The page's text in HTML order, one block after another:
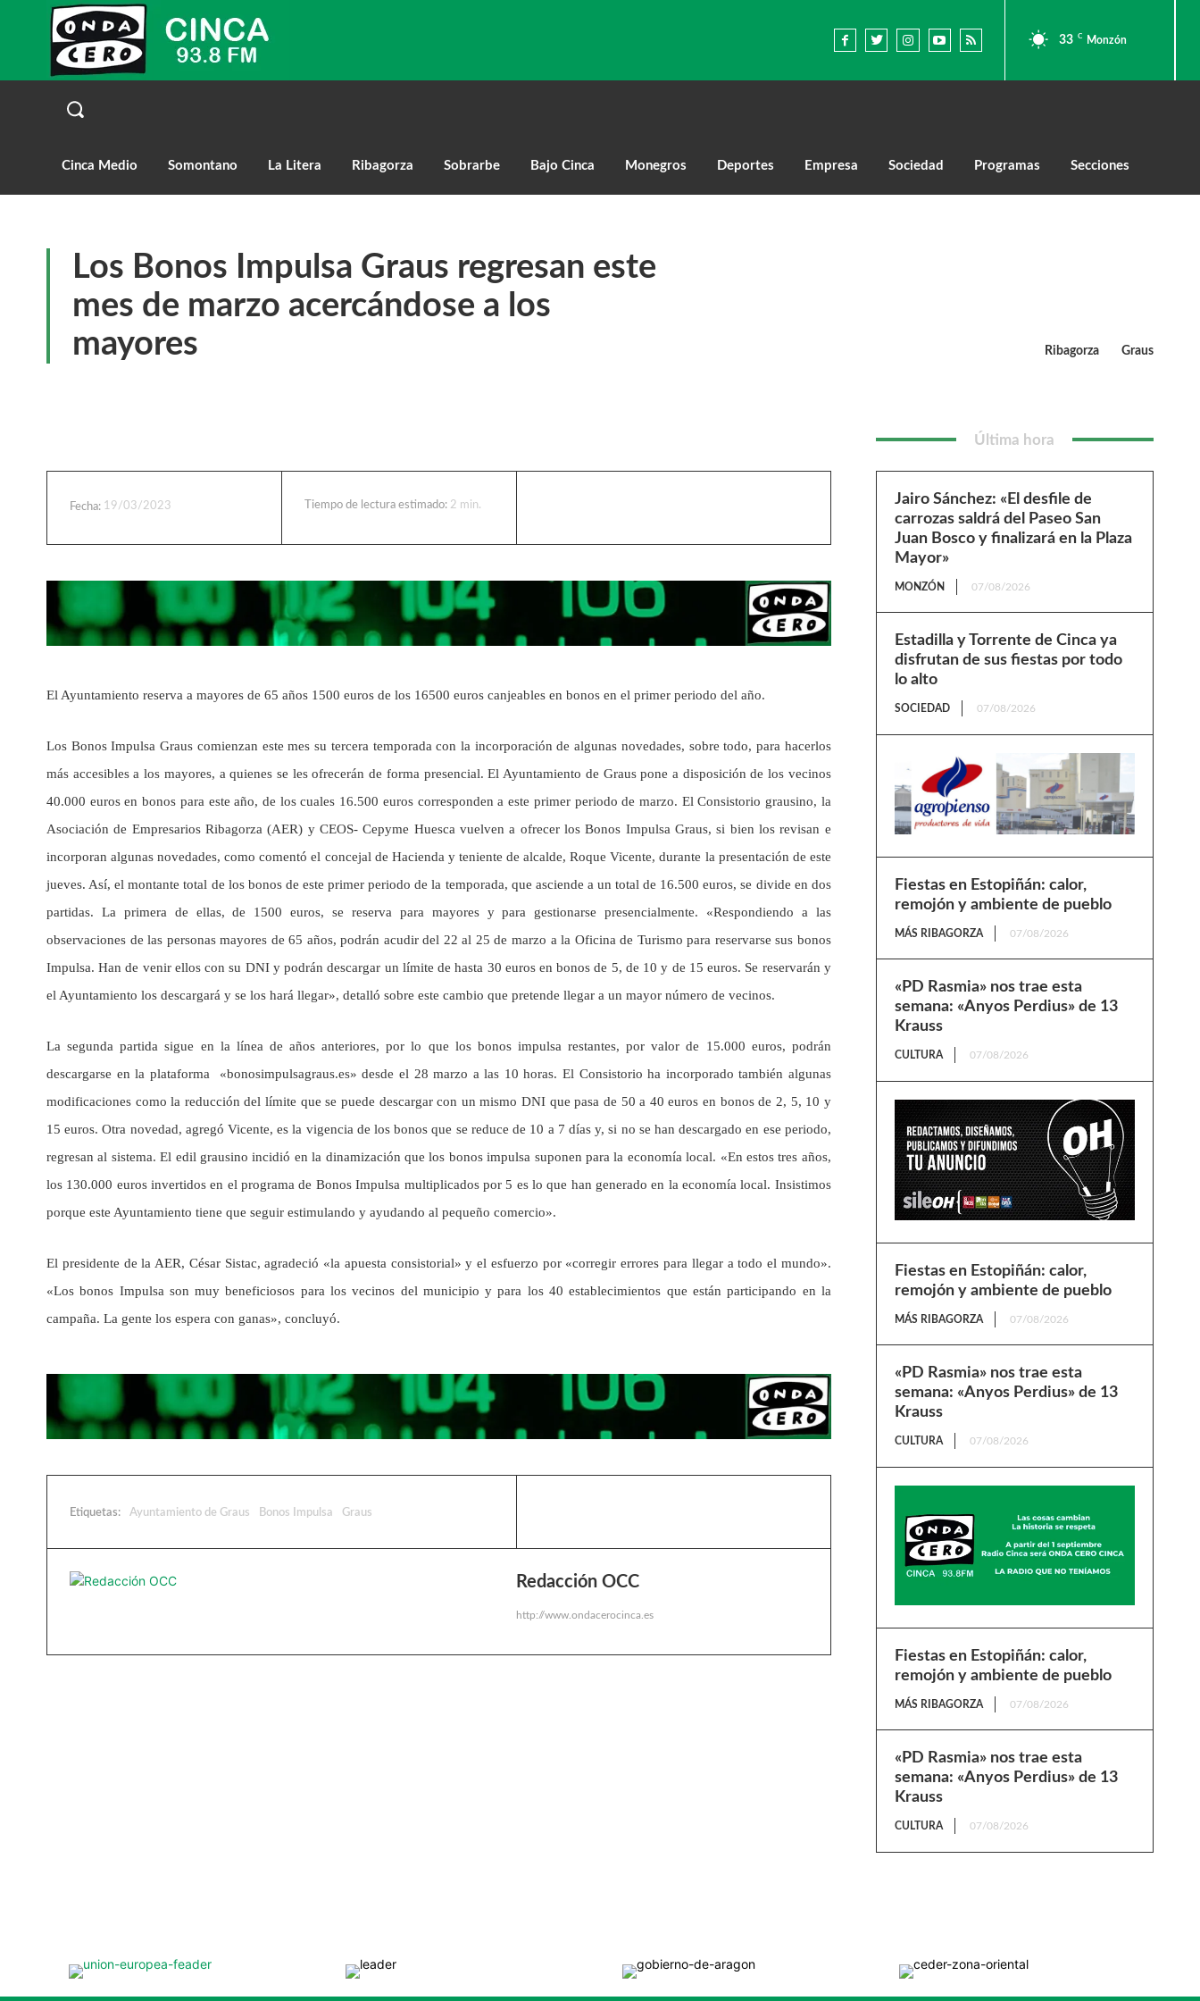
33 C Monzón
Cinca Medio Somontano La Litera Ribagorza Sobrarbe Bajo Cinca Monegros Deportes Empresa Sociedad Programas Secciones
Los Bonos Impulsa Graus regresan este
mes de marzo acercándose a los
mayores
Ribagorza Graus
Fecha: 19/03/2023 Tiempo de lectura estimado: 2 min.
El Ayuntamiento reserva a mayores de 65 años 1500 euros de los 16500 euros canjeables en bonos en el primer periodo del año.
Los Bonos Impulsa Graus comienzan este mes su tercera temporada con la incorporación de algunas novedades, sobre todo, para hacerlos
más accesibles a los mayores, a quienes se les ofrecerán de forma presencial. El Ayuntamiento de Graus pone a disposición de los vecinos
40.000 euros en bonos para este año, de los cuales 16.500 euros corresponden a este primer periodo de marzo. El Consistorio grausino, la
Asociación de Empresarios Ribagorza (AER) y CEOS- Cepyme Huesca vuelven a ofrecer los Bonos Impulsa Graus, si bien los revisan e
incorporan algunas novedades, como comentó el concejal de Hacienda y teniente de alcalde, Roque Vicente, durante la presentación de este
jueves. Así, el montante total de los bonos de este primer periodo de la temporada, que asciende a un total de 16.500 euros, se divide en dos
partidas. La primera de ellas, de 1500 euros, se reserva para mayores y para gestionarse presencialmente. «Respondiendo a las
observaciones de las personas mayores de 65 años, podrán acudir del 22 al 25 de marzo a la Oficina de Turismo para reservarse sus bonos
Impulsa. Han de venir ellos con su DNI y podrán descargar un límite de hasta 30 euros en bonos de 5, de 10 y de 15 euros. Se reservarán y
el Ayuntamiento los descargará y se los hará llegar», detalló sobre este cambio que pretende llegar a un mayor número de vecinos.
La segunda partida sigue en la línea de años anteriores, por lo que los bonos impulsa restantes, por valor de 15.000 euros, podrán
descargarse en la plataforma «bonosimpulsagraus.es» desde el 28 marzo a las 10 horas. El Consistorio ha incorporado también algunas
modificaciones como la reducción del límite que se puede descargar con un mismo DNI que pasa de 50 a 40 euros en bonos de 2, 5, 10 y
15 euros. Otra novedad, agregó Vicente, es la vigencia de los bonos que se reduce de 10 a 7 días y, si no se han descargado en ese periodo,
regresan al sistema. El edil grausino incidió en la dinamización que los bonos impulsa suponen para la economía local. «En estos tres años,
los 130.000 euros invertidos en el programa de Bonos Impulsa multiplicados por 5 es lo que han generado en la economía local. Insistimos
porque este Ayuntamiento tiene que seguir estimulando y ayudando al pequeño comercio».
El presidente de la AER, César Sistac, agradeció «la apuesta consistorial» y el esfuerzo por «corregir errores para llegar a todo el mundo».
«Los bonos Impulsa son muy beneficiosos para los vecinos del municipio y para los 40 establecimientos que están participando en la
campaña. La gente los espera con ganas», concluyó.
Etiquetas: Ayuntamiento de Graus Bonos Impulsa Graus
Redacción OCC
http://www.ondacerocinca.es
Última hora
Jairo Sánchez: «El desfile de
carrozas saldrá del Paseo San
Juan Bosco y finalizará en la Plaza
Mayor»
MONZÓN 07/08/2026
Estadilla y Torrente de Cinca ya
disfrutan de sus fiestas por todo
lo alto
SOCIEDAD 07/08/2026
Fiestas en Estopiñán: calor,
remojón y ambiente de pueblo
MÁS RIBAGORZA 07/08/2026
«PD Rasmia» nos trae esta
semana: «Anyos Perdius» de 13
Krauss
CULTURA 07/08/2026
Fiestas en Estopiñán: calor,
remojón y ambiente de pueblo
MÁS RIBAGORZA 07/08/2026
«PD Rasmia» nos trae esta
semana: «Anyos Perdius» de 13
Krauss
CULTURA 07/08/2026
Fiestas en Estopiñán: calor,
remojón y ambiente de pueblo
MÁS RIBAGORZA 07/08/2026
«PD Rasmia» nos trae esta
semana: «Anyos Perdius» de 13
Krauss
CULTURA 07/08/2026